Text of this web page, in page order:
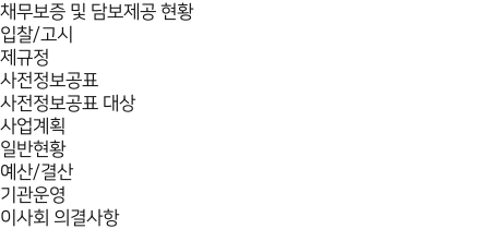
채무보증 및 담보제공 현황
입찰/고시
제규정
사전정보공표
사전정보공표 대상
사업계획
일반현황
예산/결산
기관운영
이사회 의결사항